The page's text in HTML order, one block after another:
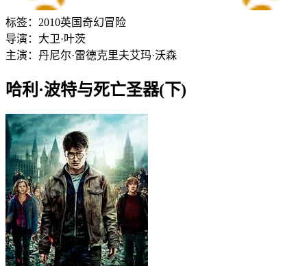
标签： 2010英国奇幻冒险
导演： 大卫·叶茨
主演： 丹尼尔·雷德克里夫艾玛·沃森
哈利·波特与死亡圣器(下)